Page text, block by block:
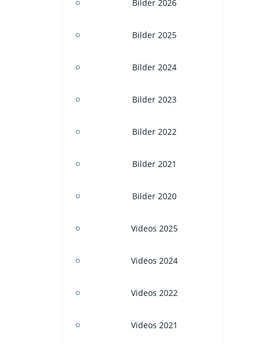
Bilder 2026
Bilder 2025
Bilder 2024
Bilder 2023
Bilder 2022
Bilder 2021
Bilder 2020
Videos 2025
Videos 2024
Videos 2022
Videos 2021